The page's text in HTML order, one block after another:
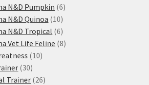
produktů
N&D Pumpkin 66
N&D Quinoa 1010
produktů
N&D Tropical 66
produktů
Vet Life Feline 88
1010
3030
produktů
Trainer 2626